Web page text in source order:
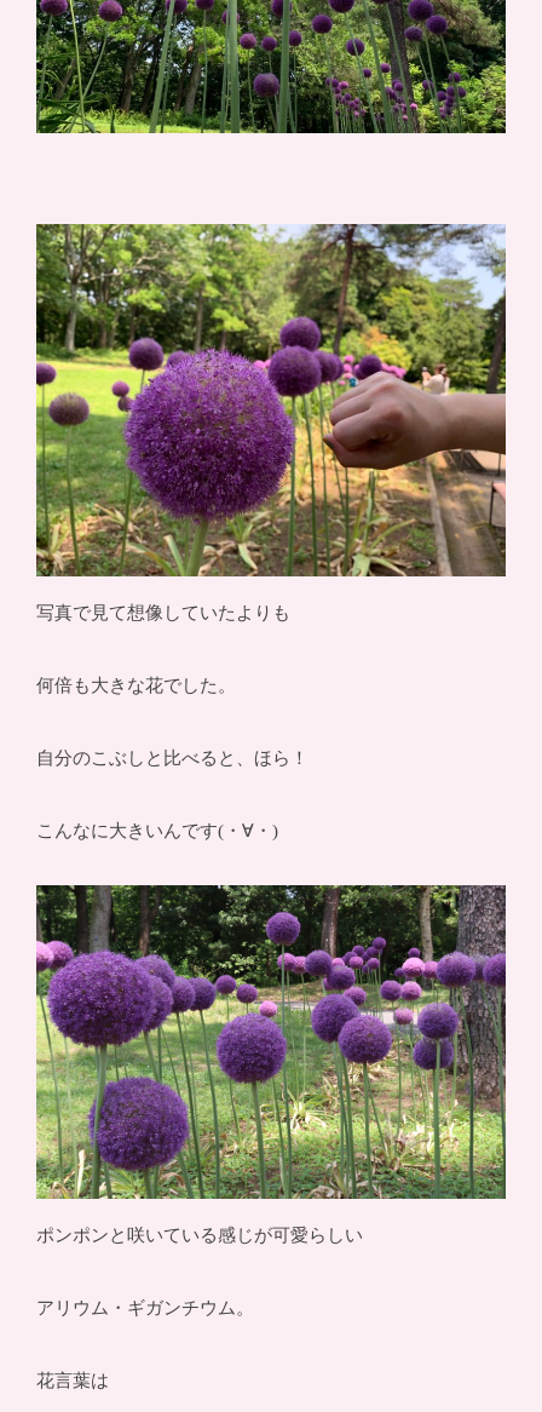
写真で見て想像していたよりも
何倍も大きな花でした。
自分のこぶしと比べると、ほら！
こんなに大きいんです(・∀・)
ポンポンと咲いている感じが可愛らしい
アリウム・ギガンチウム。
花言葉は